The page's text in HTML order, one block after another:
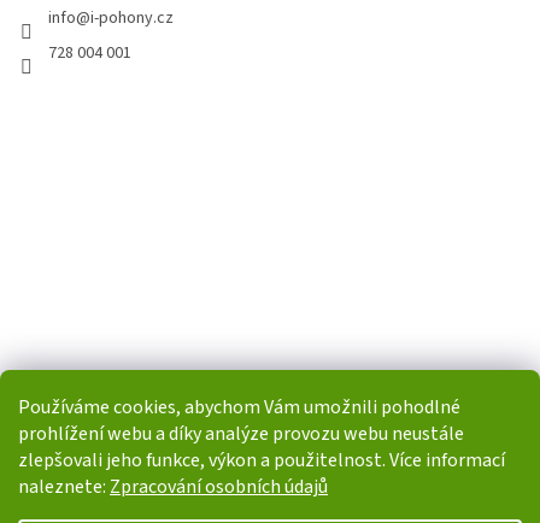
Používáme cookies, abychom Vám umožnili pohodlné
prohlížení webu a díky analýze provozu webu neustále
zlepšovali jeho funkce, výkon a použitelnost. Více informací
naleznete: Zpracování osobních údajů
info@i-pohony.cz
728 004 001